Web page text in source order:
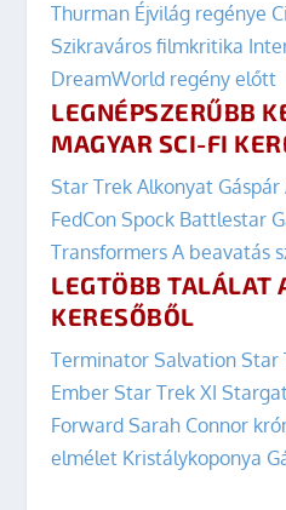
Thurman Éjvilág regénye
Szikraváros filmkritika
DreamWorld regény előtt
LEGNÉPSZERŰBB
MAGYAR SCI-FI
Star Trek Alkonyat Gáspár
FedCon Spock Battlestar
Transformers A beavatás
LEGTÖBB TALÁLAT
KERESŐBŐL
Terminator Salvation Star
Ember Star Trek XI
Forward Sarah Connor
elmélet Kristálykoponya